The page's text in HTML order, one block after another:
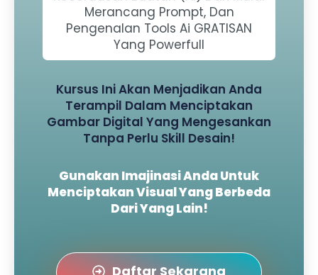
Merancang Prompt, Dan
Pengenalan Tools Ai GRATISAN
Yang Powerfull
Kursus Ini Akan Menjadikan Anda
Terampil Dalam Menciptakan
Gambar Digital Yang Mengesankan
Tanpa Perlu Skill Desain!
Gunakan Imajinasi Anda Untuk
Menciptakan Visual Yang Berbeda
Dari Yang Lain!
Daftar Sekarang